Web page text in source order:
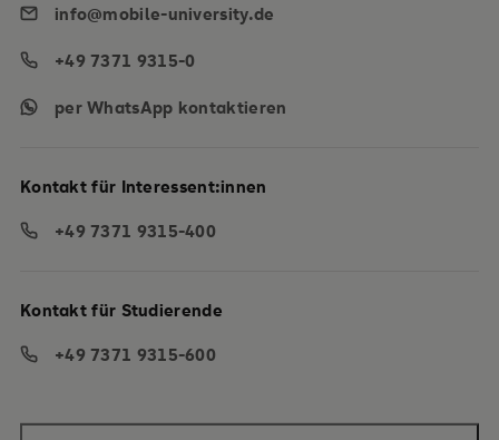
info@mobile-university.de
+49 7371 9315-0
per WhatsApp kontaktieren
Kontakt für Interessent:innen
+49 7371 9315-400
Kontakt für Studierende
+49 7371 9315-600